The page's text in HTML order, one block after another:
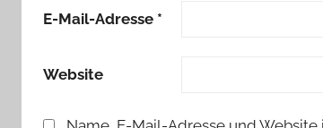
E-Mail-Adresse *
Website